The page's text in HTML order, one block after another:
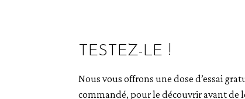
TESTEZ-LE !
Nous vous offrons une dose d’essai
commandé, pour le découvrir avant de